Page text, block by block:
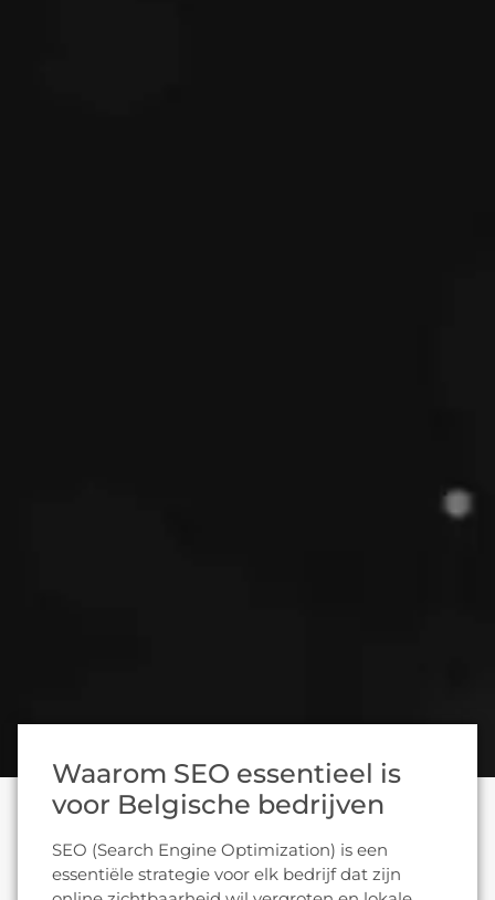
Waarom SEO essentieel is
voor Belgische bedrijven
SEO (Search Engine Optimization) is een
essentiële strategie voor elk bedrijf dat zijn